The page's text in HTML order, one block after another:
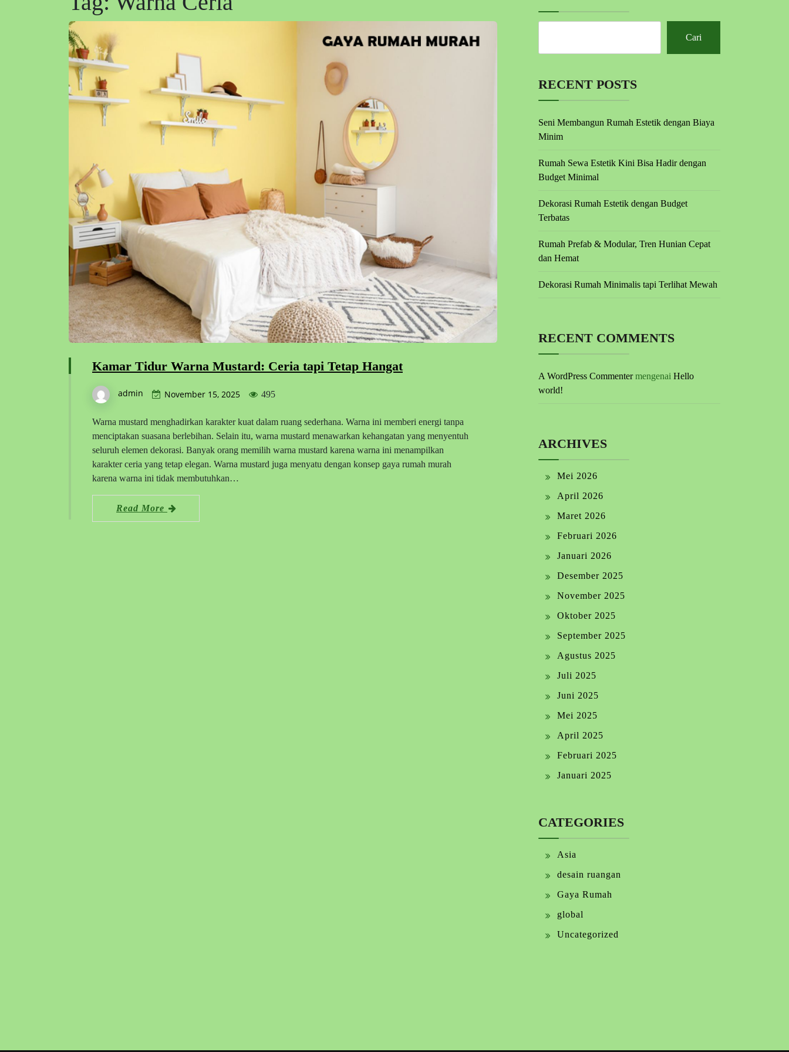
Kamar Tidur Warna Mustard: Ceria tapi Tetap Hangat
admin November 15, 2025 495
Warna mustard menghadirkan karakter kuat dalam ruang sederhana. Warna ini memberi energi tanpa
menciptakan suasana berlebihan. Selain itu, warna mustard menawarkan kehangatan yang menyentuh
seluruh elemen dekorasi. Banyak orang memilih warna mustard karena warna ini menampilkan
karakter ceria yang tetap elegan. Warna mustard juga menyatu dengan konsep gaya rumah murah
karena warna ini tidak membutuhkan…
Read More
Cari
RECENT POSTS
Seni Membangun Rumah Estetik dengan Biaya
Minim
Rumah Sewa Estetik Kini Bisa Hadir dengan
Budget Minimal
Dekorasi Rumah Estetik dengan Budget
Terbatas
Rumah Prefab & Modular, Tren Hunian Cepat
dan Hemat
Dekorasi Rumah Minimalis tapi Terlihat Mewah
RECENT COMMENTS
A WordPress Commentermengenai Hello
world!
ARCHIVES
Mei 2026
April 2026
Maret 2026
Februari 2026
Januari 2026
Desember 2025
November 2025
Oktober 2025
September 2025
Agustus 2025
Juli 2025
Juni 2025
Mei 2025
April 2025
Februari 2025
Januari 2025
CATEGORIES
Asia
desain ruangan
Gaya Rumah
global
Uncategorized